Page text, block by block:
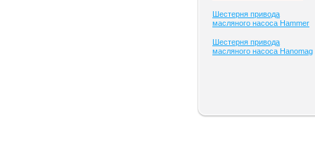
Шестерня привода
масляного насоса Hammer
Шестерня привода
масляного насоса Hanomag